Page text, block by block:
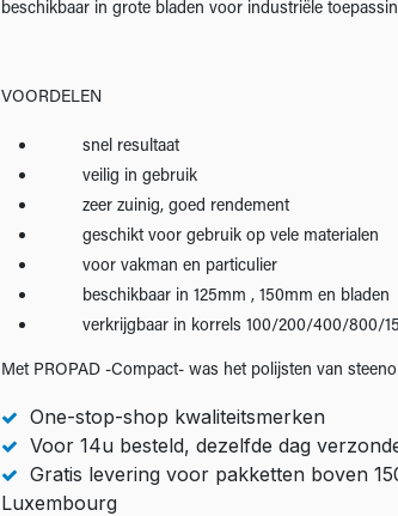
beschikbaar in grote bladen voor industriële
VOORDELEN
snel resultaat
veilig in gebruik
zeer zuinig, goed rendement
geschikt voor gebruik op vele materialen
voor vakman en particulier
beschikbaar in 125mm , 150mm en bladen
verkrijgbaar in korrels 100/200/400/800/
Met PROPAD -Compact- was het polijsten van
One-stop-shop kwaliteitsmerken
Voor 14u besteld, dezelfde dag
Gratis levering voor pakketten boven
Luxembourg